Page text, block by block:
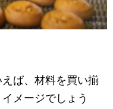
ば、材料を買い揃
メージでしょう